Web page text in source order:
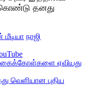
கொண்டு தனது
நாஜி
ஏவியது
வெளியான புதிய